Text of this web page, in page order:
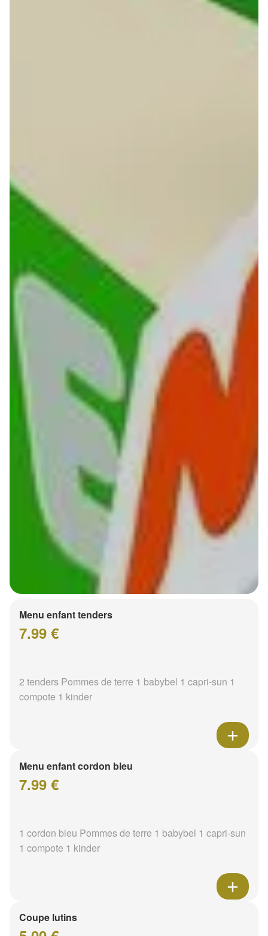
Menu enfant tenders
7.99 €
2 tenders Pommes de terre 1 babybel 1 capri-sun 1
compote 1 kinder
Menu enfant cordon bleu
7.99 €
1 cordon bleu Pommes de terre 1 babybel 1 capri-sun
1 compote 1 kinder
Coupe lutins